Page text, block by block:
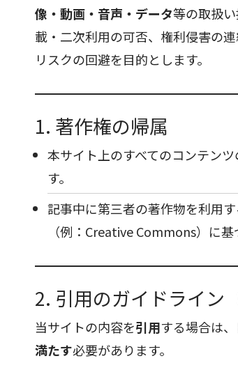
像・動画・音声・データ等の取扱い
載・二次利用の可否、権利侵害の
リスクの回避を目的とします。
1. 著作権の帰属
本サイト上のすべてのコンテンツ
す。
記事中に第三者の著作物を利用す
（例：Creative Commons）に基
2. 引用のガイドライン
当サイトの内容を引用する場合は
満たす必要があります。